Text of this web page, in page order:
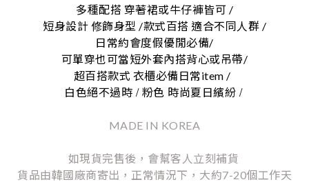
多種配搭 穿著裙或牛仔褲皆可 /
短身設計 修飾身型 /款式百搭 適合不同人群 /
日常約會度假優閒必備/
可單穿也可當短外套內搭背心或吊帶/
超百搭款式 衣櫃必備日常item /
白色絕不過時 / 粉色 時尚夏日繽紛 /
MADE IN KOREA
如現貨完售後，會幫客人立刻補貨
貨品由韓國廠商寄出，正常情況下，大約7-20個工作天